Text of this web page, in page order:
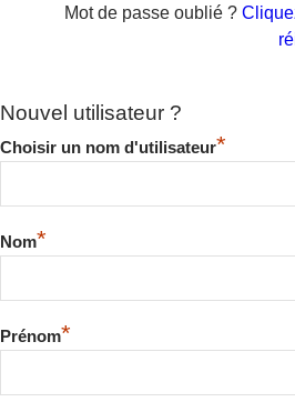
Mot de passe oublié ?
Nouvel utilisateur ?
Choisir un nom d'utilisateur*
Nom*
Prénom*